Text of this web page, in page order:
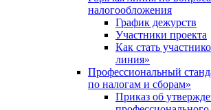
налогообложения
График дежурств
Участники проекта
Как стать
линия»
Профессиональный
по налогам и сборам»
Приказ об